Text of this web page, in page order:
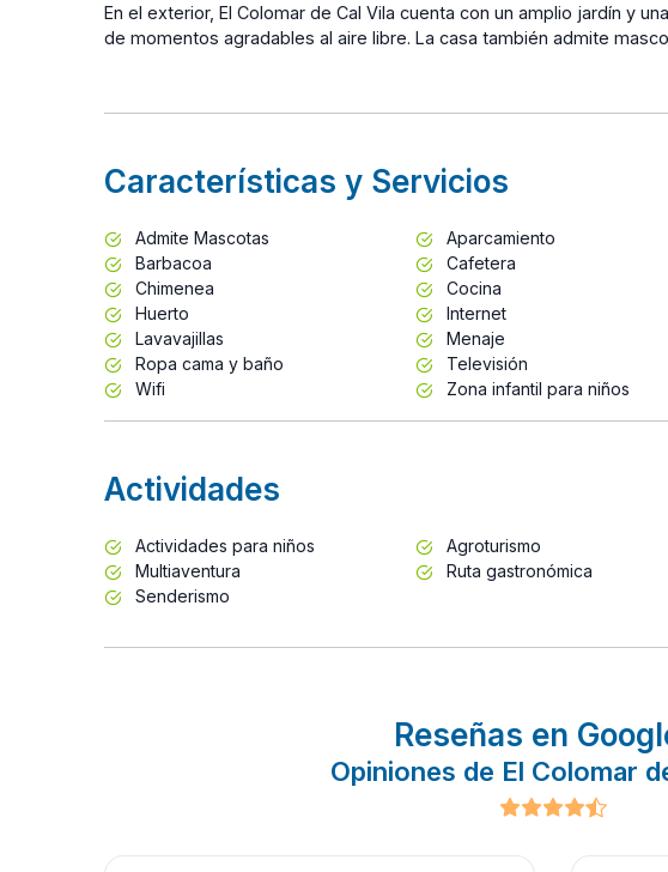
En el exterior, El Colomar de Cal Vila cuenta con un amplio jardín y
de momentos agradables al aire libre. La casa también admite
Características y Servicios
Admite Mascotas Aparcamiento
Barbacoa
Cafetera
Chimenea
Cocina
Huerto
Internet
Lavavajillas
Menaje
Ropa cama y baño
Televisión
Wifi
Zona infantil para niños
Actividades
Actividades para niños Agroturismo
Multiaventura
Ruta gastronómica
Senderismo
Reseñas en
Opiniones de El Colomar